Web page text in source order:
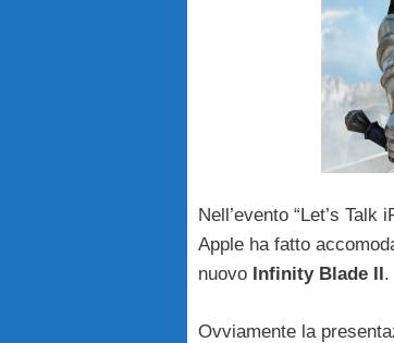
Nell’evento “Let’s
Apple ha fatto
nuovo Infinity Blade II .
Ovviamente la